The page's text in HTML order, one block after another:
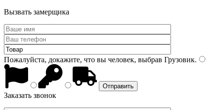
Вызвать замерщика
Пожалуйста, докажите, что вы человек, выбрав Грузовик.
Заказать звонок